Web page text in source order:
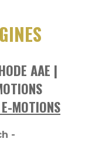
AAE |
MOTIONS
-